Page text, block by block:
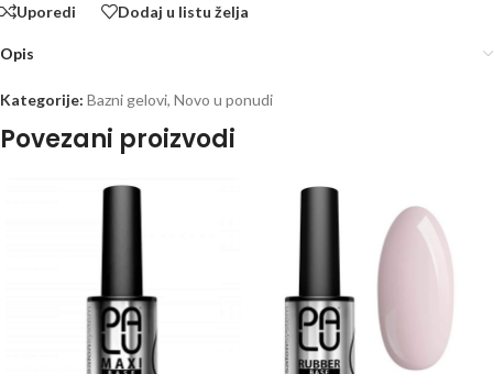
Uporedi Dodaj u listu želja
Opis
Kategorije: Bazni gelovi, Novo u ponudi
Povezani proizvodi